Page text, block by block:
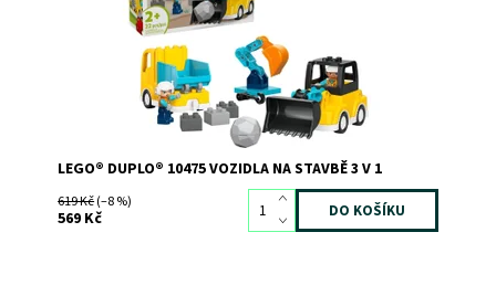
6 různých variant vozidel.
Skladem
>3
12764
LEGO
LEGO® DUPLO® 10475 VOZIDLA NA STAVBĚ 3 V 1
619 Kč(–8 %)
569 Kč